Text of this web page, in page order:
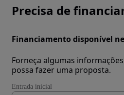
Precisa de
Financiamento disponível
Forneça algumas
possa fazer uma proposta.
Entrada inicial